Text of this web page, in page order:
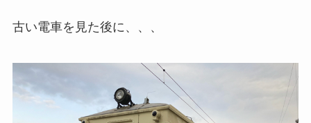
古い電車を見た後に、、、